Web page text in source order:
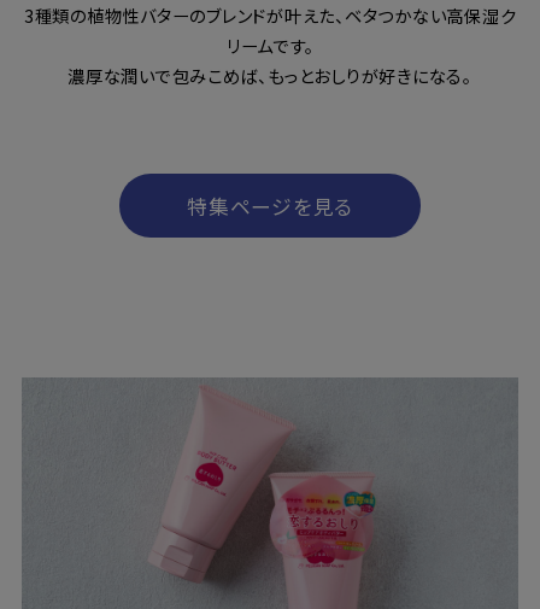
3種類の植物性バターのブレンドが叶えた、ベタつかない高保湿ク
リームです。
濃厚な潤いで包みこめば、もっとおしりが好きになる。
特集ページを見る